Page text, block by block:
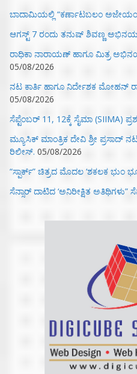
ಬಾದಾಮಿಯಲ್ಲಿ “ಕರ್ಣಾಟಬಲಂ ಅಜೇಯಂ”
ಆಗಸ್ಟ್ 7 ರಂದು ತನುಷ್ ಶಿವಣ್ಣ
ರಾಧಿಕಾ ನಾರಾಯಣ್ ಹಾಗೂ ಮಿತ್ರ
05/08/2026
ನಟ ಕಾರ್ತಿ ಹಾಗೂ ನಿರ್ದೇಶಕ
05/08/2026
ಸೆಪ್ಟೆಂಬರ್ 11, 12ಕ್ಕೆ ಸೈಮಾ (SIIMA)
ಮ್ಯೂಸಿಕ್‌ ಮಾಂತ್ರಿಕ ದೇವಿ ಶ್ರೀ ಪ್ರಸಾದ್
ರಿಲೀಸ್. 05/08/2026
“ಸ್ಪಾರ್ಕ್” ಚಿತ್ರದ ಮೊದಲ‌ ‘ಶಕಲಕ ಭುಂ‌
ಸೆನ್ಸಾರ್ ದಾಟಿದ ‘ಅನಿರೀಕ್ಷಿತ ಅತಿಥಿಗಳು”